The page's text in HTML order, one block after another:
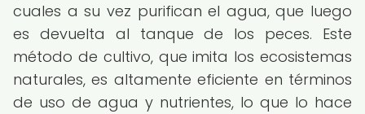
cuales a su vez purifican el agua, que luego
es devuelta al tanque de los peces. Este
método de cultivo, que imita los ecosistemas
naturales, es altamente eficiente en términos
de uso de agua y nutrientes, lo que lo hace